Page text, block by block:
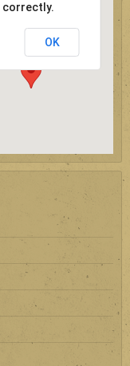
correctly.
OK